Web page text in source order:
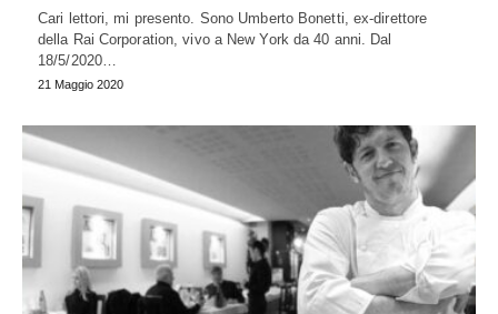
Cari lettori, mi presento. Sono Umberto Bonetti, ex-direttore
della Rai Corporation, vivo a New York da 40 anni. Dal
18/5/2020…
21 Maggio 2020